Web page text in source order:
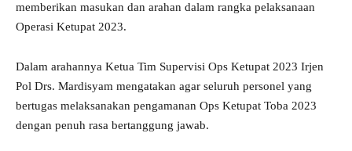
memberikan masukan dan arahan dalam rangka pelaksanaan
Operasi Ketupat 2023.
Dalam arahannya Ketua Tim Supervisi Ops Ketupat 2023 Irjen
Pol Drs. Mardisyam mengatakan agar seluruh personel yang
bertugas melaksanakan pengamanan Ops Ketupat Toba 2023
dengan penuh rasa bertanggung jawab.